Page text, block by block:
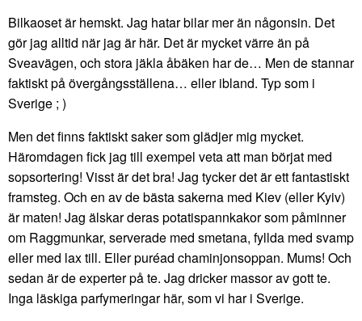
Bilkaoset är hemskt. Jag hatar bilar mer än någonsin. Det
gör jag alltid när jag är här. Det är mycket värre än på
Sveavägen, och stora jäkla åbäken har de… Men de stannar
faktiskt på övergångsställena… eller ibland. Typ som i
Sverige ; )
Men det finns faktiskt saker som glädjer mig mycket.
Häromdagen fick jag till exempel veta att man börjat med
sopsortering! Visst är det bra! Jag tycker det är ett fantastiskt
framsteg. Och en av de bästa sakerna med Kiev (eller Kyiv)
är maten! Jag älskar deras potatispannkakor som påminner
om Raggmunkar, serverade med smetana, fyllda med svamp
eller med lax till. Eller puréad chaminjonsoppan. Mums! Och
sedan är de experter på te. Jag dricker massor av gott te.
Inga läskiga parfymeringar här, som vi har i Sverige.